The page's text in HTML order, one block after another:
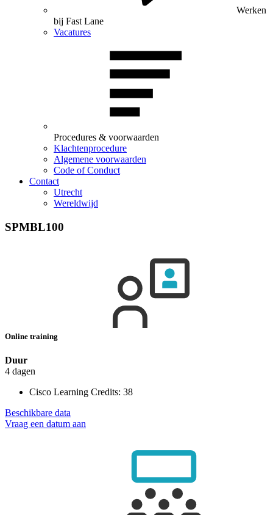
Werken
bij Fast Lane
Vacatures
Procedures & voorwaarden
Klachtenprocedure
Algemene voorwaarden
Code of Conduct
Contact
Utrecht
Wereldwijd
SPMBL100
Online training
Duur
4 dagen
Cisco Learning Credits: 38
Beschikbare data
Vraag een datum aan